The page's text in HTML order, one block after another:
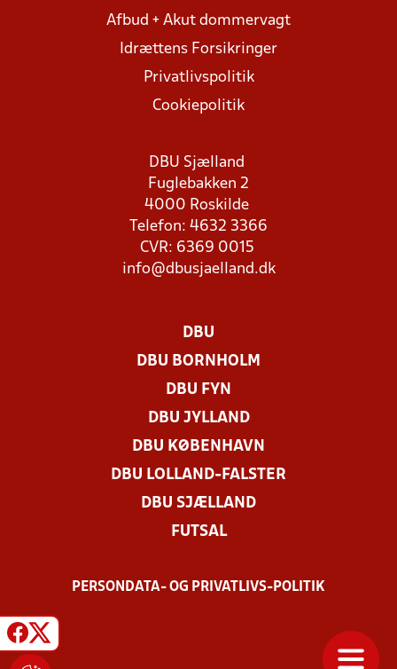
Afbud + Akut dommervagt
Idrættens Forsikringer
Privatlivspolitik
Cookiepolitik
DBU Sjælland
Fuglebakken 2
4000 Roskilde
Telefon: 4632 3366
CVR: 6369 0015
info@dbusjaelland.dk
DBU
DBU BORNHOLM
DBU FYN
DBU JYLLAND
DBU KØBENHAVN
DBU LOLLAND-FALSTER
DBU SJÆLLAND
FUTSAL
PERSONDATA- OG PRIVATLIVS-POLITIK